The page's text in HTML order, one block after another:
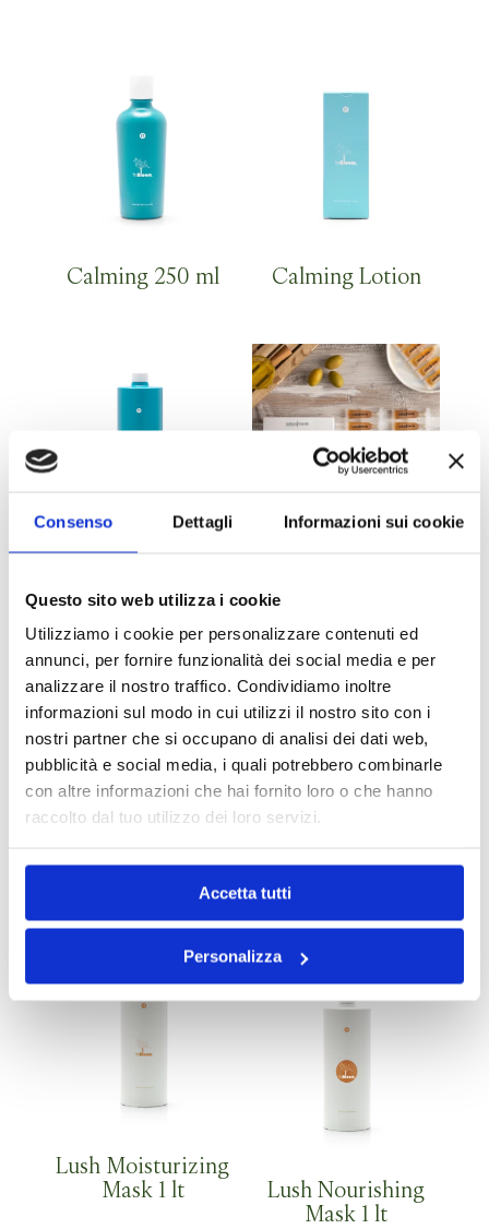
Consenso Dettagli Informazioni sui cookie
Questo sito web utilizza i cookie
Utilizziamo i cookie per personalizzare contenuti ed
annunci, per fornire funzionalità dei social media e per
analizzare il nostro traffico. Condividiamo inoltre
informazioni sul modo in cui utilizzi il nostro sito con i
nostri partner che si occupano di analisi dei dati web,
pubblicità e social media, i quali potrebbero combinarle
con altre informazioni che hai fornito loro o che hanno
raccolto dal tuo utilizzo dei loro servizi.
Accetta tutti
Personalizza
Calming 250 ml Calming Lotion
1 lt
Lush Moisturizing
Mask 1 lt
Lush Nourishing
Mask 1 lt